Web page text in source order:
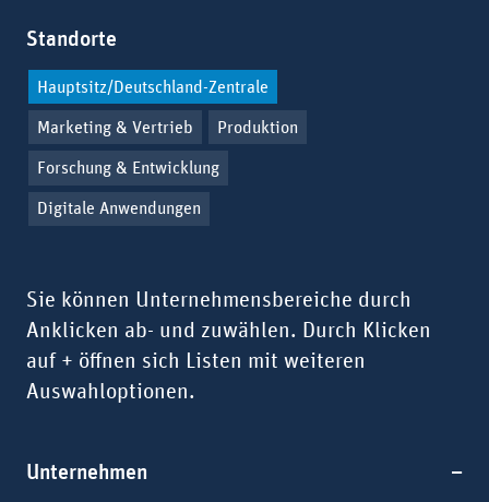
Standorte
Hauptsitz/Deutschland-Zentrale
Marketing & Vertrieb Produktion
Forschung & Entwicklung
Digitale Anwendungen
Sie können Unternehmensbereiche durch
Anklicken ab- und zuwählen. Durch Klicken
auf + öffnen sich Listen mit weiteren
Auswahloptionen.
Unternehmen